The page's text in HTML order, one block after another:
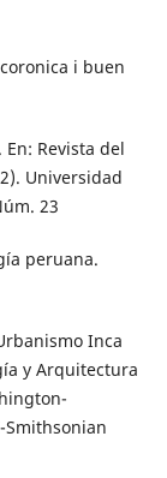
i buen
Revista del
Universidad
23
peruana.
Inca
y Arquitectura